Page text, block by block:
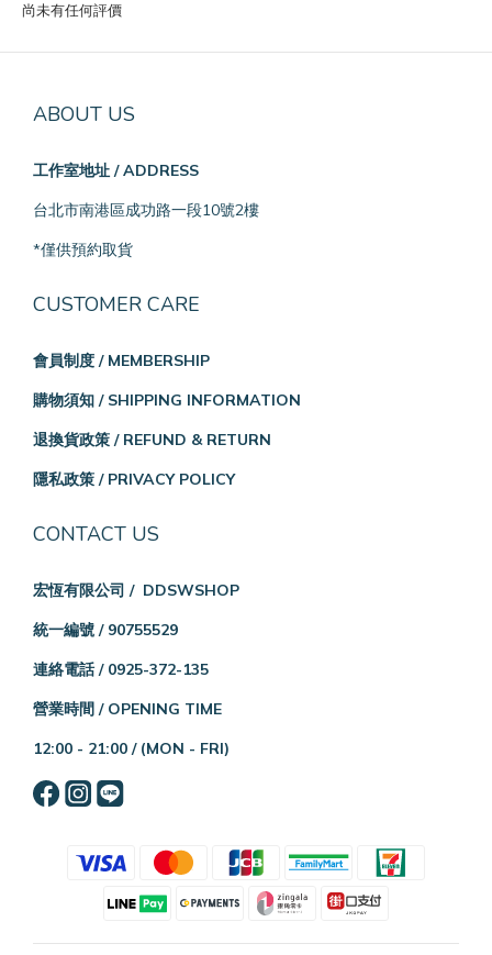
尚未有任何評價
ABOUT US
工作室地址 / ADDRESS
台北市南港區成功路一段10號2樓
*僅供預約取貨
CUSTOMER CARE
會員制度 / MEMBERSHIP
購物須知 / SHIPPING INFORMATION
退換貨政策 / REFUND & RETURN
隱私政策 / PRIVACY POLICY
CONTACT US
宏恆有限公司 / DDSWSHOP
統一編號 / 90755529
連絡電話 / 0925-372-135
營業時間 / OPENING TIME
12:00 - 21:00 / (MON - FRI)